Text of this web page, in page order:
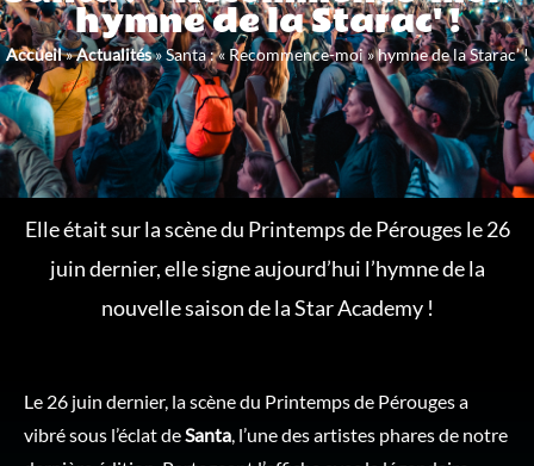
hymne de la Starac' !
Accueil»Actualités»Santa : « Recommence-moi » hymne de la Starac’ !
Elle était sur la scène du Printemps de Pérouges le 26
juin dernier, elle signe aujourd’hui l’hymne de la
nouvelle saison de la Star Academy !
Le 26 juin dernier, la scène du Printemps de Pérouges a
vibré sous l’éclat deSanta, l’une des artistes phares de notre